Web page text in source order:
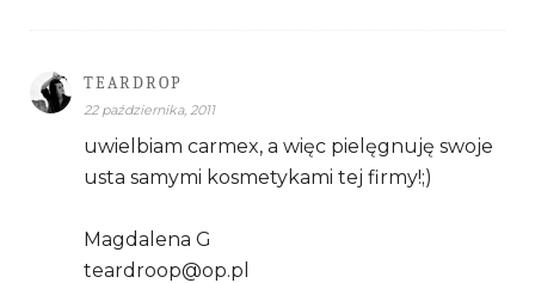
TEARDROP
22 października, 2011
uwielbiam carmex, a więc pielęgnuję swoje
usta samymi kosmetykami tej firmy!;)
Magdalena G
teardroop@op.pl